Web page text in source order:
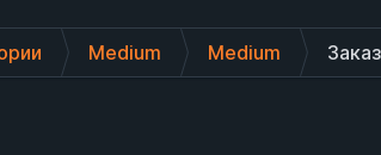
Medium Medium